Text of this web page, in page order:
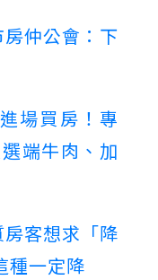
仲公會：下
場買房！專
端牛肉、加
客想求「降
種一定降